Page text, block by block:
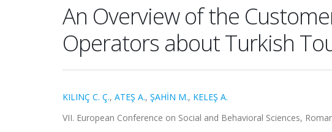
An Overview of the
Operators about Turkish
KILINÇ C. Ç., ATEŞ A., ŞAHİN M., KELEŞ A.
VII. European Conference on Social and Behavioral Sciences,